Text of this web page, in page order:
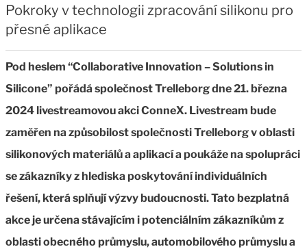
Pokroky v technologii zpracování silikonu pro
přesné aplikace
Pod heslem “Collaborative Innovation – Solutions in
Silicone” pořádá společnost Trelleborg dne 21. března
2024 livestreamovou akci ConneX. Livestream bude
zaměřen na způsobilost společnosti Trelleborg v oblasti
silikonových materiálů a aplikací a poukáže na spolupráci
se zákazníky z hlediska poskytování individuálních
řešení, která splňují výzvy budoucnosti. Tato bezplatná
akce je určena stávajícím i potenciálním zákazníkům z
oblasti obecného průmyslu, automobilového průmyslu a